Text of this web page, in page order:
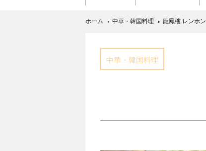
ホーム 中華・韓国料理 龍鳳樓 レンホン
中華・韓国料理